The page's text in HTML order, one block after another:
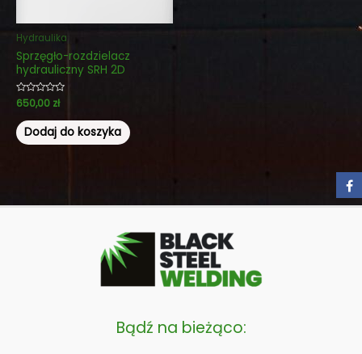
Hydraulika
Sprzęgło-rozdzielacz
hydrauliczny SRH 2D
Oceniono
0
na
5
650,00 zł
Dodaj do koszyka
Bądź na bieżąco: